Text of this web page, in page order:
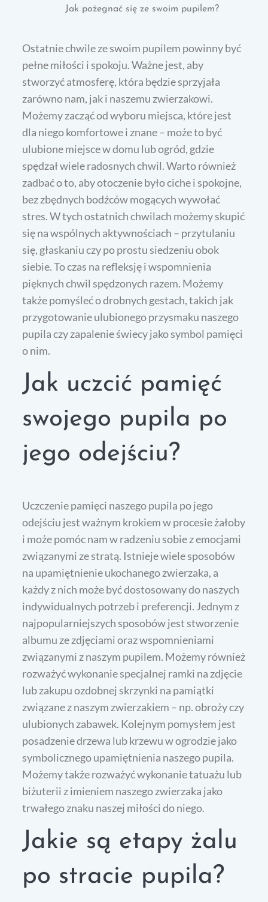
Jak pożegnać się ze swoim pupilem?
Ostatnie chwile ze swoim pupilem powinny być
pełne miłości i spokoju. Ważne jest, aby
stworzyć atmosferę, która będzie sprzyjała
zarówno nam, jak i naszemu zwierzakowi.
Możemy zacząć od wyboru miejsca, które jest
dla niego komfortowe i znane – może to być
ulubione miejsce w domu lub ogród, gdzie
spędzał wiele radosnych chwil. Warto również
zadbać o to, aby otoczenie było ciche i spokojne,
bez zbędnych bodźców mogących wywołać
stres. W tych ostatnich chwilach możemy skupić
się na wspólnych aktywnościach – przytulaniu
się, głaskaniu czy po prostu siedzeniu obok
siebie. To czas na refleksję i wspomnienia
pięknych chwil spędzonych razem. Możemy
także pomyśleć o drobnych gestach, takich jak
przygotowanie ulubionego przysmaku naszego
pupila czy zapalenie świecy jako symbol pamięci
o nim.
Jak uczcić pamięć
swojego pupila po
jego odejściu?
Uczczenie pamięci naszego pupila po jego
odejściu jest ważnym krokiem w procesie żałoby
i może pomóc nam w radzeniu sobie z emocjami
związanymi ze stratą. Istnieje wiele sposobów
na upamiętnienie ukochanego zwierzaka, a
każdy z nich może być dostosowany do naszych
indywidualnych potrzeb i preferencji. Jednym z
najpopularniejszych sposobów jest stworzenie
albumu ze zdjęciami oraz wspomnieniami
związanymi z naszym pupilem. Możemy również
rozważyć wykonanie specjalnej ramki na zdjęcie
lub zakupu ozdobnej skrzynki na pamiątki
związane z naszym zwierzakiem – np. obroży czy
ulubionych zabawek. Kolejnym pomysłem jest
posadzenie drzewa lub krzewu w ogrodzie jako
symbolicznego upamiętnienia naszego pupila.
Możemy także rozważyć wykonanie tatuażu lub
biżuterii z imieniem naszego zwierzaka jako
trwałego znaku naszej miłości do niego.
Jakie są etapy żalu
po stracie pupila?